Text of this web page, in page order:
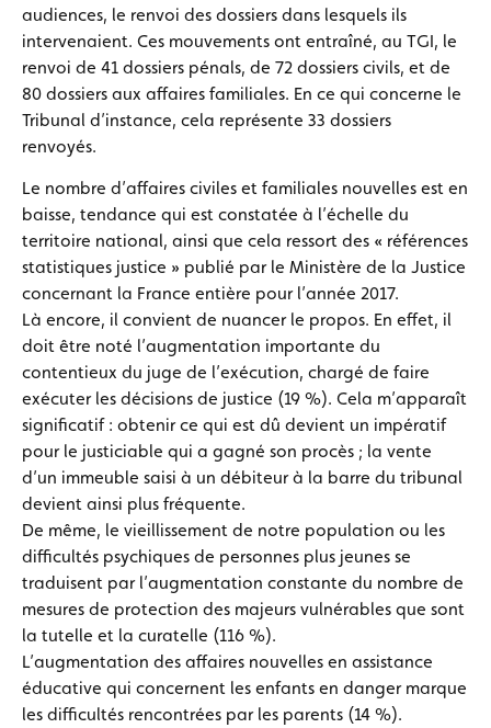
audiences, le renvoi des dossiers dans lesquels ils
intervenaient. Ces mouvements ont entraîné, au TGI, le
renvoi de 41 dossiers pénals, de 72 dossiers civils, et de
80 dossiers aux affaires familiales. En ce qui concerne le
Tribunal d’instance, cela représente 33 dossiers
renvoyés.
Le nombre d’affaires civiles et familiales nouvelles est en
baisse, tendance qui est constatée à l’échelle du
territoire national, ainsi que cela ressort des « références
statistiques justice » publié par le Ministère de la Justice
concernant la France entière pour l’année 2017.
Là encore, il convient de nuancer le propos. En effet, il
doit être noté l’augmentation importante du
contentieux du juge de l’exécution, chargé de faire
exécuter les décisions de justice (19 %). Cela m’apparaît
significatif : obtenir ce qui est dû devient un impératif
pour le justiciable qui a gagné son procès ; la vente
d’un immeuble saisi à un débiteur à la barre du tribunal
devient ainsi plus fréquente.
De même, le vieillissement de notre population ou les
difficultés psychiques de personnes plus jeunes se
traduisent par l’augmentation constante du nombre de
mesures de protection des majeurs vulnérables que sont
la tutelle et la curatelle (116 %).
L’augmentation des affaires nouvelles en assistance
éducative qui concernent les enfants en danger marque
les difficultés rencontrées par les parents (14 %).